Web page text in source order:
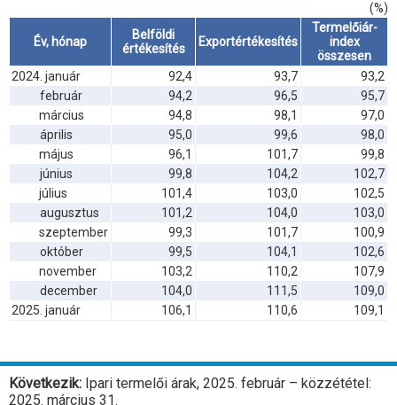
(%)
Év, hónap
Belföldi
értékesítés
Exportértékesítés
Termelőiár-
index
összesen
2024. január
92,4 93,7
93,2
február
94,2 96,5
95,7
március
94,8 98,1
97,0
április
95,0 99,6
98,0
május
96,1 101,7
99,8
június
99,8 104,2
102,7
július
101,4 103,0
102,5
augusztus
101,2 104,0
103,0
szeptember
99,3 101,7
100,9
október
99,5 104,1
102,6
november
103,2 110,2
107,9
december
104,0 111,5
109,0
2025. január
106,1 110,6 109,1
Következik: Ipari termelői árak, 2025. február – közzététel:
2025. március 31.